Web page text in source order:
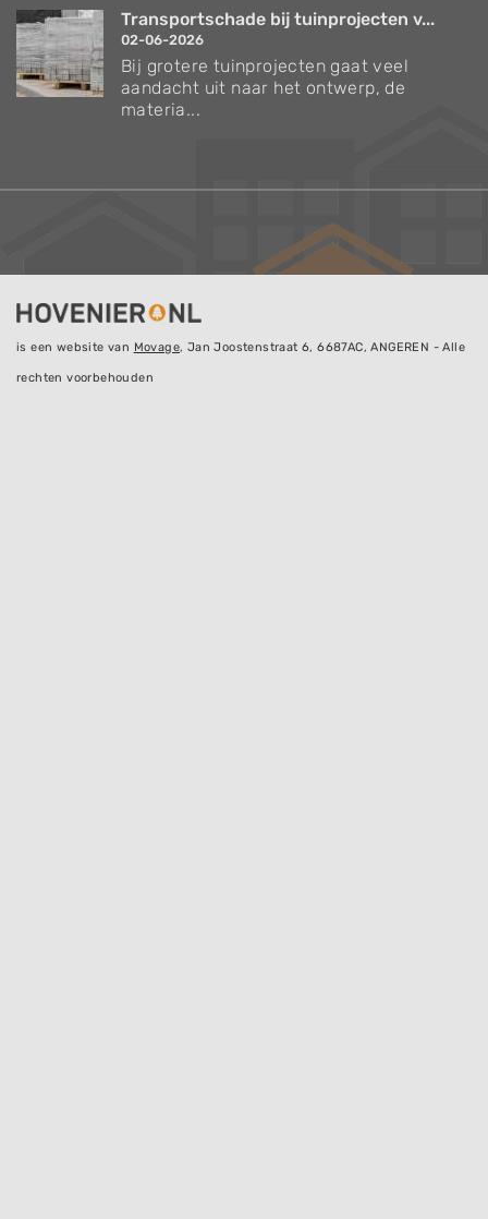
Transportschade bij tuinprojecten v...
02-06-2026
Bij grotere tuinprojecten gaat veel
aandacht uit naar het ontwerp, de
materia...
is een website van Movage, Jan Joostenstraat 6, 6687AC, ANGEREN - Alle
rechten voorbehouden